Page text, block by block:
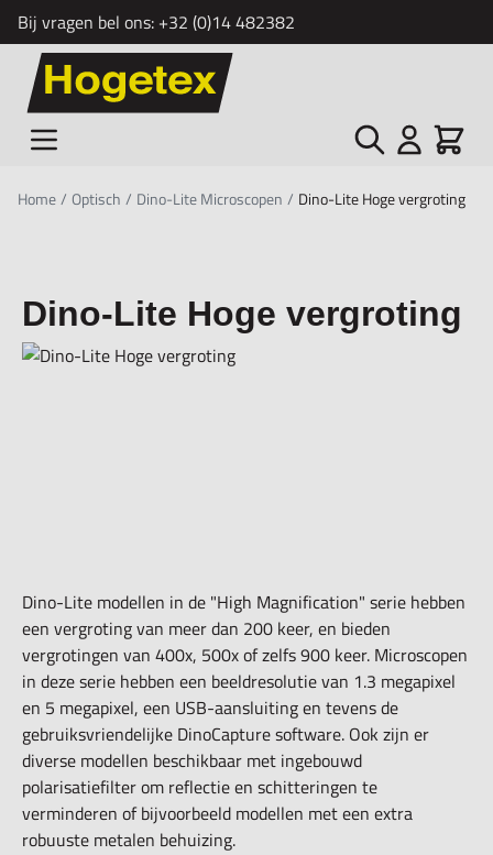
Bij vragen bel ons: +32 (0)14 482382
Ga naar de inhoud
Zoek Cart
Home/ Optisch / Dino-Lite Microscopen / Dino-Lite Hoge vergroting
Dino-Lite Hoge vergroting
Dino-Lite modellen in de "High Magnification" serie hebben
een vergroting van meer dan 200 keer, en bieden
vergrotingen van 400x, 500x of zelfs 900 keer. Microscopen
in deze serie hebben een beeldresolutie van 1.3 megapixel
en 5 megapixel, een USB-aansluiting en tevens de
gebruiksvriendelijke DinoCapture software. Ook zijn er
diverse modellen beschikbaar met ingebouwd
polarisatiefilter om reflectie en schitteringen te
verminderen of bijvoorbeeld modellen met een extra
robuuste metalen behuizing.